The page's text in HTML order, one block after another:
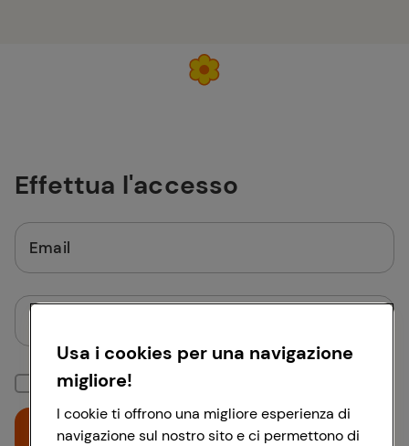
Effettua l'accesso
Email
Mantieni la sessione attiva
Accedi
Usa i cookies per una navigazione
migliore!
I cookie ti offrono una migliore esperienza di
navigazione sul nostro sito e ci permettono di